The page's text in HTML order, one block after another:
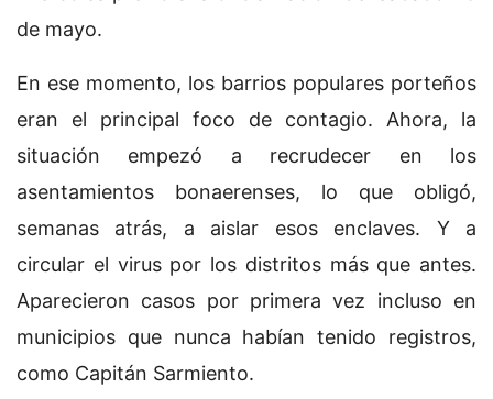
de mayo.
En ese momento, los barrios populares porteños
eran el principal foco de contagio. Ahora, la
situación empezó a recrudecer en los
asentamientos bonaerenses, lo que obligó,
semanas atrás, a aislar esos enclaves. Y a
circular el virus por los distritos más que antes.
Aparecieron casos por primera vez incluso en
municipios que nunca habían tenido registros,
como Capitán Sarmiento.